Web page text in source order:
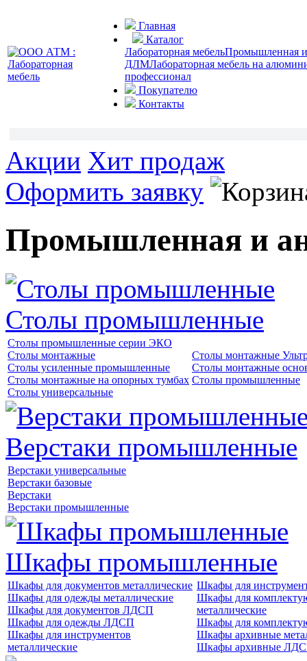
Главная
Каталог
Лабораторная мебельПромышленная и
ДЛМЛабораторная мебель на
профессионал
Покупателю
Контакты
Акции Хит продаж
Оформить заявку
Промышленная и
Столы промышленные
Столы промышленные серии ЭКО
Столы монтажные
Столы усиленные промышленные
Столы монтажные на опорных тумбах
Столы универсальные
Столы монтажные
Столы монтажные
Столы промышленные
Верстаки промышленные
Верстаки универсальные
Верстаки базовые
Верстаки
Верстаки промышленные
Шкафы промышленные
Шкафы для документов металлические
Шкафы для одежды металлические
Шкафы для документов ЛДСП
Шкафы для одежды ЛДСП
Шкафы для инструментов
металлические
Шкафы для
Шкафы для
металлические
Шкафы для
Шкафы архивные
Шкафы архивные